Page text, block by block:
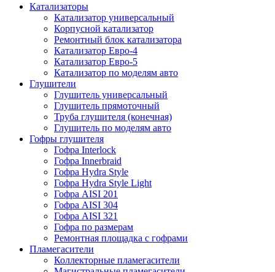
Катализаторы
Катализатор универсальный
Корпусной катализатор
Ремонтный блок катализатора
Катализатор Евро-4
Катализатор Евро-5
Катализатор по моделям авто
Глушители
Глушитель универсальный
Глушитель прямоточный
Труба глушителя (конечная)
Глушитель по моделям авто
Гофры глушителя
Гофра Interlock
Гофра Innerbraid
Гофра Hydra Style
Гофра Hydra Style Light
Гофра AISI 201
Гофра AISI 304
Гофра AISI 321
Гофра по размерам
Ремонтная площадка с гофрами
Пламегасители
Коллекторные пламегасители